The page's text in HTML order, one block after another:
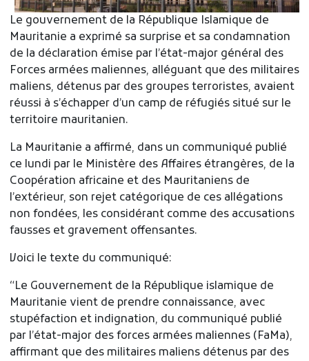
Le gouvernement de la République Islamique de
Mauritanie a exprimé sa surprise et sa condamnation
de la déclaration émise par l’état-major général des
Forces armées maliennes, alléguant que des militaires
maliens, détenus par des groupes terroristes, avaient
réussi à s’échapper d’un camp de réfugiés situé sur le
territoire mauritanien.
La Mauritanie a affirmé, dans un communiqué publié
ce lundi par le Ministère des Affaires étrangères, de la
Coopération africaine et des Mauritaniens de
l’extérieur, son rejet catégorique de ces allégations
non fondées, les considérant comme des accusations
fausses et gravement offensantes.
Voici le texte du communiqué:
“Le Gouvernement de la République islamique de
Mauritanie vient de prendre connaissance, avec
stupéfaction et indignation, du communiqué publié
par l’état-major des forces armées maliennes (FaMa),
affirmant que des militaires maliens détenus par des